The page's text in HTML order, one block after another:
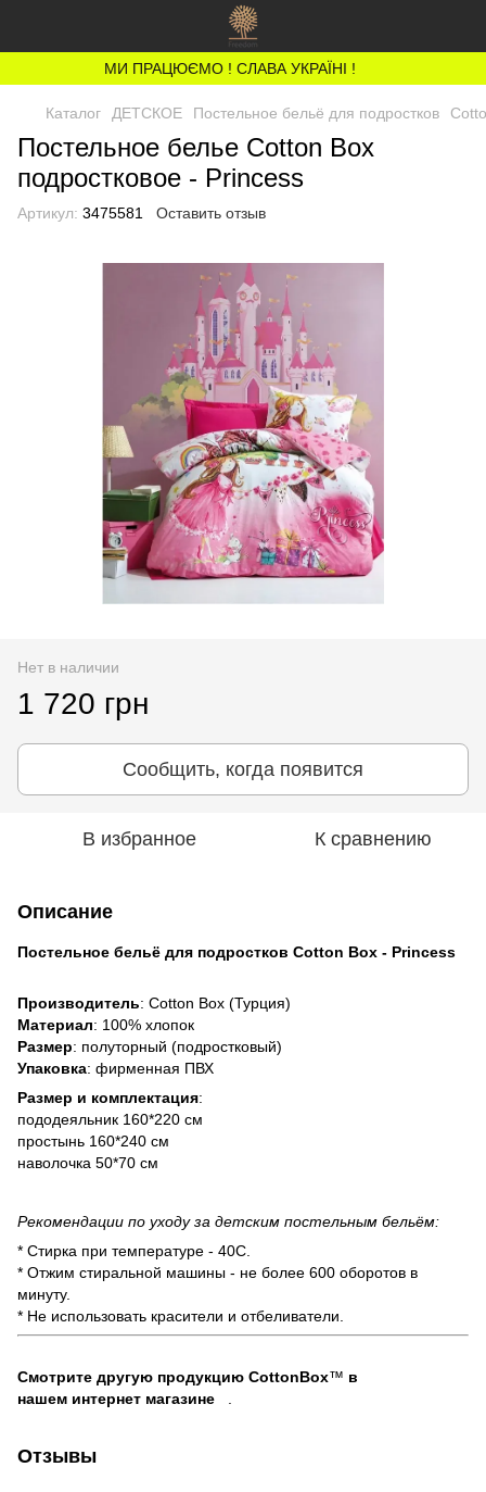
МИ ПРАЦЮЄМО ! СЛАВА УКРАЇНІ !
Каталог ДЕТСКОЕ Постельное бельё для подростков
Постельное белье Cotton Box
подростковое - Princess
Артикул: 3475581 Оставить отзыв
Нет в наличии
1 720 грн
Сообщить, когда появится
В избранное К сравнению
Описание
Постельное бельё для подростков Cotton Box - Princess
Производитель: Cotton Box (Турция)
Материал: 100% хлопок
Размер: полуторный (подростковый)
Упаковка: фирменная ПВХ
Размер и комплектация:
пододеяльник 160*220 см
простынь 160*240 см
наволочка 50*70 см
Рекомендации по уходу за детским постельным бельём:
* Стирка при температуре - 40С.
* Отжим стиральной машины - не более 600 оборотов в
минуту.
* Не использовать красители и отбеливатели.
Смотрите другую продукцию CottonBox™ в
нашем интернет магазине
Отзывы